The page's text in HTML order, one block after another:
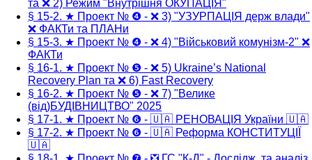
та ❌ 2) Режим "Внутрішня ОКУПАЦІЯ"
§ 15-2. ★ Проект № ❹ - ❌ 3) "УЗУРПАЦІЯ держ влади"
❌ ФАКТи та ПЛАНи
§ 15-3. ★ Проект № ❹ - ❌ 4) "Військовий комунізм-2" ❌
ФАКТи
§ 16-1. ★ Проект № ❺ - ❌ 5) Ukraine’s National
Recovery Plan та ❌ 6) Fast Recovery
§ 16-2. ★ Проект № ❺ - ❌ 7) "Велике
(від)БУДІВНИЦТВО" 2025
§ 17-1. ★ Проект № ❻ - 🇺🇦 РЕНОВАЦІЯ України 🇺🇦
§ 17-2. ★ Проект № ❻ - 🇺🇦 Реформа КОНСТИТУЦІЇ
🇺🇦